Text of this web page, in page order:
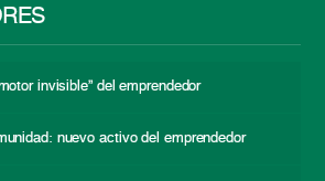
invisible” del emprendedor
nuevo activo del emprendedor